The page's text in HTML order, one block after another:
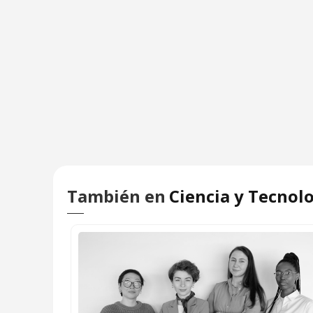
También en Ciencia y